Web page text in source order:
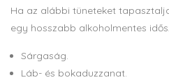
Ha az alábbi tüneteket
egy hosszabb alkoholmentes
Sárgaság.
Láb- és bokaduzzanat.